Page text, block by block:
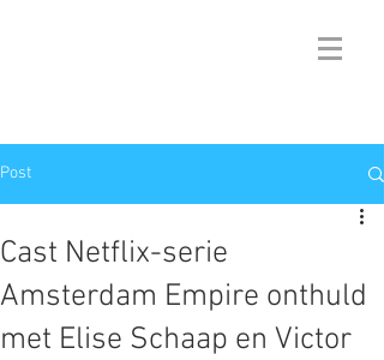
Post
Cast Netflix-serie
Amsterdam Empire onthuld
met Elise Schaap en Victor